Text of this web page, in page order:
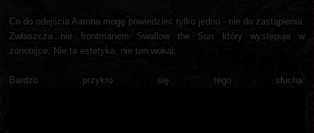
Co do odejścia Aarona mogę powiedzieć tylko jedno - nie do zastąpienia.
Zwłaszcza nie frontmanem Swallow the Sun który występuje w
żonobijce. Nie ta estetyka, nie ten wokal.
Bardzo przykro się tego słucha: